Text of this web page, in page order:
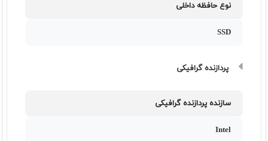
نوع حافظه داخلی
SSD
پردازنده گرافیکی
سازنده پردازنده گرافیکی
Intel